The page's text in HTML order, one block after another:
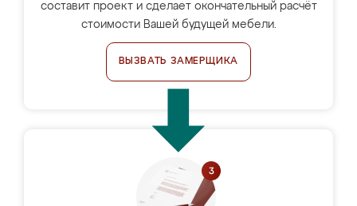
составит проект и сделает окончательный расчёт
стоимости Вашей будущей мебели.
ВЫЗВАТЬ ЗАМЕРЩИКА